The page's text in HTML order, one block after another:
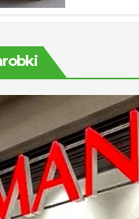
kierowca
dochód